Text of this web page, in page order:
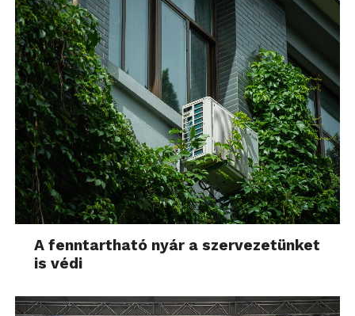
A fenntartható nyár a szervezetünket
is védi